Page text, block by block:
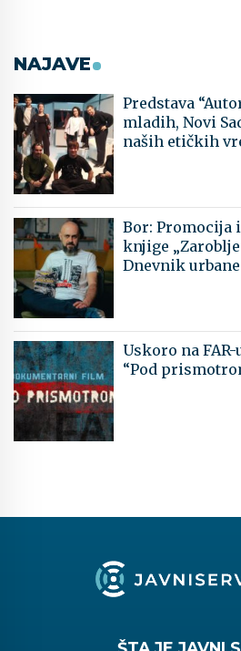
NAJAVE
Predstava
mladih, Novi
naših etičkih
Bor: Promocija
knjige
Dnevnik urbane
Uskoro na
“Pod